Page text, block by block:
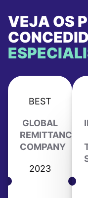
VEJA OS
BEST
GLOBAL
REMITTANCE
COMPANY
2023